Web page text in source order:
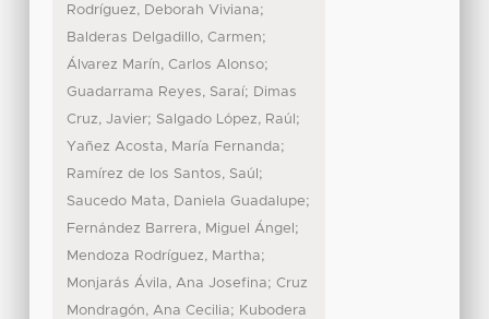
Rodríguez, Deborah Viviana;
Balderas Delgadillo, Carmen;
Álvarez Marín, Carlos Alonso;
Guadarrama Reyes, Saraí; Dimas
Cruz, Javier; Salgado López, Raúl ;
Yañez Acosta, María Fernanda;
Ramírez de los Santos, Saúl ;
Saucedo Mata, Daniela Guadalupe;
Fernández Barrera, Miguel Ángel ;
Mendoza Rodríguez, Martha;
Monjarás Ávila, Ana Josefina; Cruz
Mondragón, Ana Cecilia; Kubodera